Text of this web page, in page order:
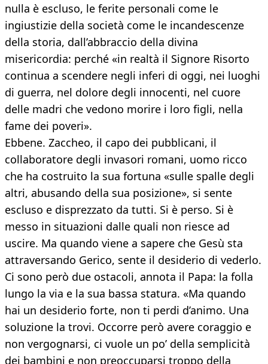
nulla è escluso, le ferite personali come le
ingiustizie della società come le incandescenze
della storia, dall’abbraccio della divina
misericordia: perché «in realtà il Signore Risorto
continua a scendere negli inferi di oggi, nei luoghi
di guerra, nel dolore degli innocenti, nel cuore
delle madri che vedono morire i loro figli, nella
fame dei poveri».
Ebbene. Zaccheo, il capo dei pubblicani, il
collaboratore degli invasori romani, uomo ricco
che ha costruito la sua fortuna «sulle spalle degli
altri, abusando della sua posizione», si sente
escluso e disprezzato da tutti. Si è perso. Si è
messo in situazioni dalle quali non riesce ad
uscire. Ma quando viene a sapere che Gesù sta
attraversando Gerico, sente il desiderio di vederlo.
Ci sono però due ostacoli, annota il Papa: la folla
lungo la via e la sua bassa statura. «Ma quando
hai un desiderio forte, non ti perdi d’animo. Una
soluzione la trovi. Occorre però avere coraggio e
non vergognarsi, ci vuole un po’ della semplicità
dei bambini e non preoccuparsi troppo della